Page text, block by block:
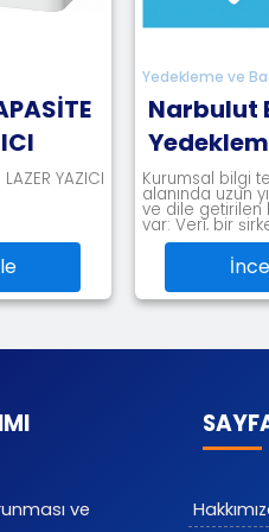
Yedekleme ve Backup Ürünleri
Narbulut Bulut
Yedekleme
Kurumsal bilgi teknolojileri
alanında uzun yıllardır bilinen
ve dile getirilen bir gerçek
var: Veri, bir şirketin en değ
ve